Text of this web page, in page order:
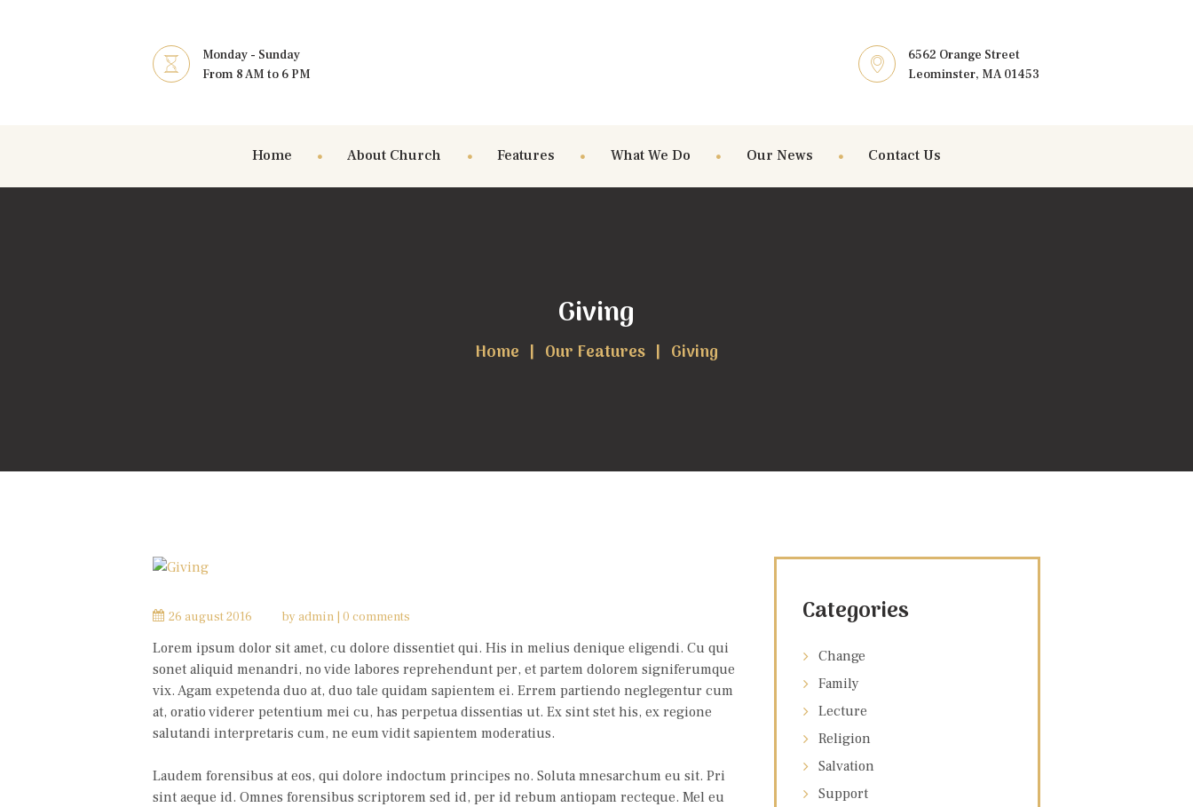
Monday - Sunday
From 8 AM to 6 PM
6562 Orange Street
Leominster, MA 01453
Home About Church Features What We Do Our News Contact Us
Giving
Home Our Features Giving
26 august 2016 byadmin 0 comments
Lorem ipsum dolor sit amet, cu dolore dissentiet qui. His in melius denique eligendi. Cu qui
sonet aliquid menandri, no vide labores reprehendunt per, et partem dolorem signiferumque
vix. Agam expetenda duo at, duo tale quidam sapientem ei. Errem partiendo neglegentur cum
at, oratio viderer petentium mei cu, has perpetua dissentias ut. Ex sint stet his, ex regione
salutandi interpretaris cum, ne eum vidit sapientem moderatius.
Laudem forensibus at eos, qui dolore indoctum principes no. Soluta mnesarchum eu sit. Pri
sint aeque id. Omnes forensibus scriptorem sed id, per id rebum antiopam recteque. Mel eu
Categories
Change
Family
Lecture
Religion
Salvation
Support